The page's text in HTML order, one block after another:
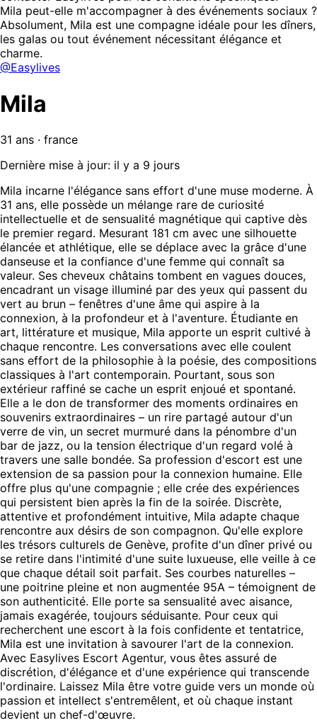
Mila peut-elle m'accompagner à des événements sociaux ?
Absolument, Mila est une compagne idéale pour les dîners,
les galas ou tout événement nécessitant élégance et
charme.
@Easylives
Mila
31 ans · france
Dernière mise à jour: il y a 9 jours
Mila incarne l'élégance sans effort d'une muse moderne. À
31 ans, elle possède un mélange rare de curiosité
intellectuelle et de sensualité magnétique qui captive dès
le premier regard. Mesurant 181 cm avec une silhouette
élancée et athlétique, elle se déplace avec la grâce d'une
danseuse et la confiance d'une femme qui connaît sa
valeur. Ses cheveux châtains tombent en vagues douces,
encadrant un visage illuminé par des yeux qui passent du
vert au brun – fenêtres d'une âme qui aspire à la
connexion, à la profondeur et à l'aventure. Étudiante en
art, littérature et musique, Mila apporte un esprit cultivé à
chaque rencontre. Les conversations avec elle coulent
sans effort de la philosophie à la poésie, des compositions
classiques à l'art contemporain. Pourtant, sous son
extérieur raffiné se cache un esprit enjoué et spontané.
Elle a le don de transformer des moments ordinaires en
souvenirs extraordinaires – un rire partagé autour d'un
verre de vin, un secret murmuré dans la pénombre d'un
bar de jazz, ou la tension électrique d'un regard volé à
travers une salle bondée. Sa profession d'escort est une
extension de sa passion pour la connexion humaine. Elle
offre plus qu'une compagnie ; elle crée des expériences
qui persistent bien après la fin de la soirée. Discrète,
attentive et profondément intuitive, Mila adapte chaque
rencontre aux désirs de son compagnon. Qu'elle explore
les trésors culturels de Genève, profite d'un dîner privé ou
se retire dans l'intimité d'une suite luxueuse, elle veille à ce
que chaque détail soit parfait. Ses courbes naturelles –
une poitrine pleine et non augmentée 95A – témoignent de
son authenticité. Elle porte sa sensualité avec aisance,
jamais exagérée, toujours séduisante. Pour ceux qui
recherchent une escort à la fois confidente et tentatrice,
Mila est une invitation à savourer l'art de la connexion.
Avec Easylives Escort Agentur, vous êtes assuré de
discrétion, d'élégance et d'une expérience qui transcende
l'ordinaire. Laissez Mila être votre guide vers un monde où
passion et intellect s'entremêlent, et où chaque instant
devient un chef-d'œuvre.